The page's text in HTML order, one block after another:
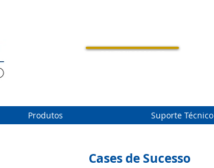
CONTROLE DE PONTO
Produtos Suporte Técnico
Cases de Sucesso